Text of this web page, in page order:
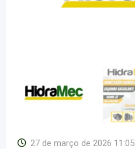
27 de março de 2026 11:05